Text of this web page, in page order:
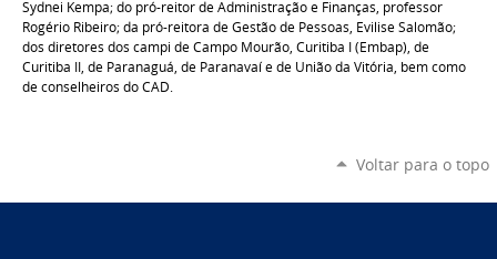
Sydnei Kempa; do pró-reitor de Administração e Finanças, professor
Rogério Ribeiro; da pró-reitora de Gestão de Pessoas, Evilise Salomão;
dos diretores dos campi de Campo Mourão, Curitiba I (Embap), de
Curitiba II, de Paranaguá, de Paranavaí e de União da Vitória, bem como
de conselheiros do CAD.
Voltar para o topo